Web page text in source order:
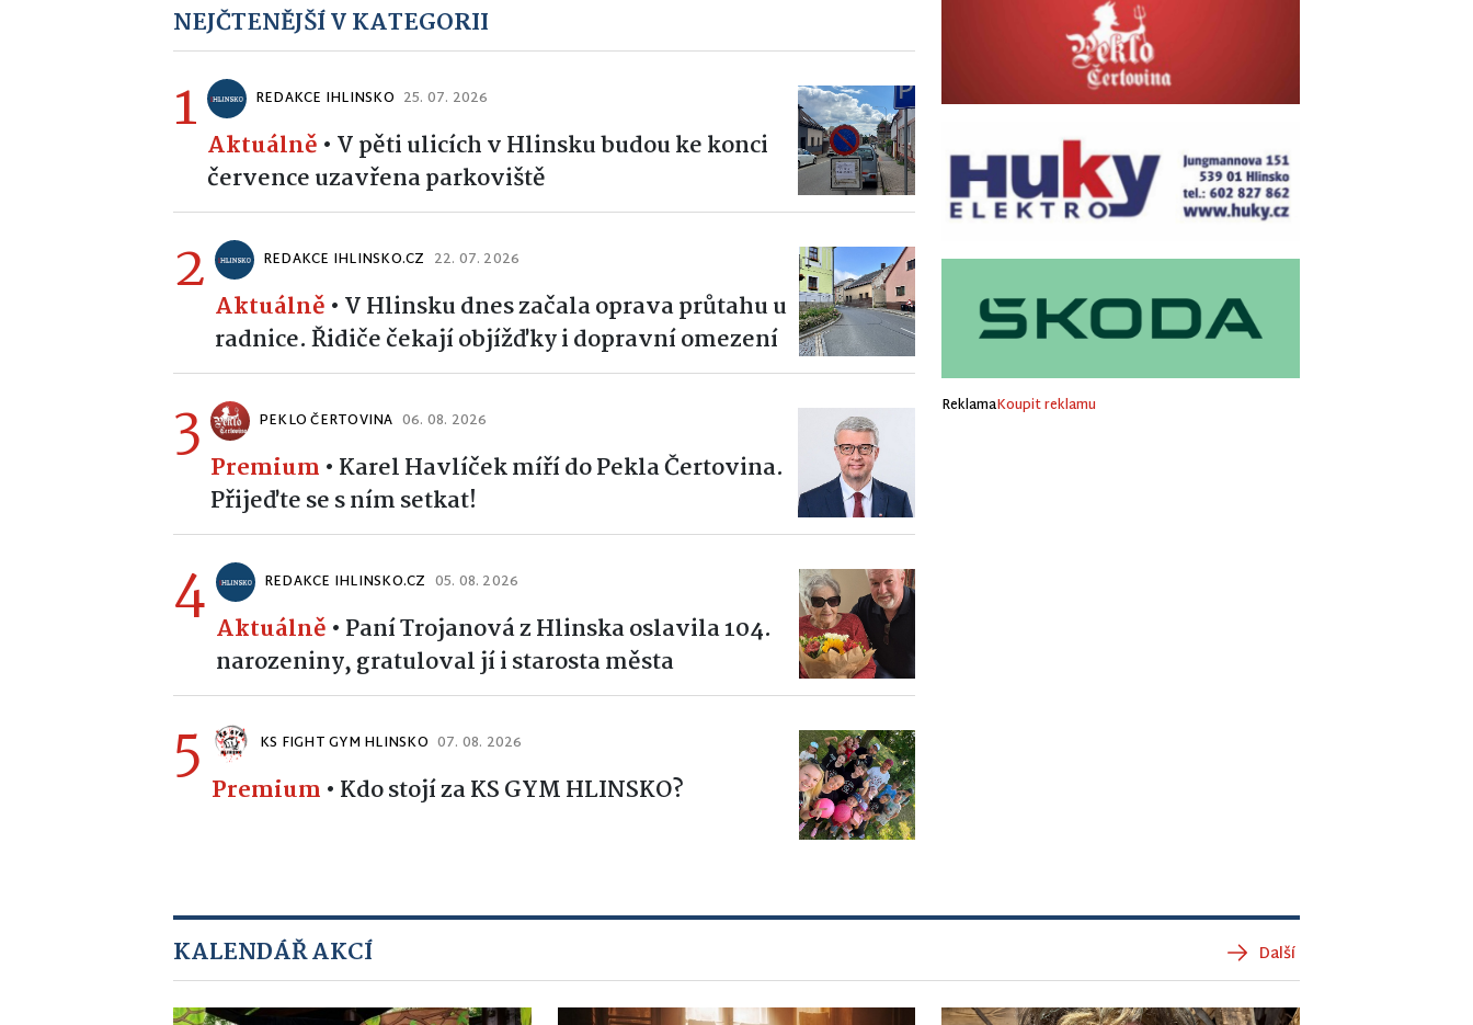
NEJČTENĚJŠÍ V KATEGORII
1 REDAKCE IHLINSKO 25. 07. 2026
Aktuálně • V pěti ulicích v Hlinsku budou ke konci
července uzavřena parkoviště
2 REDAKCE IHLINSKO.CZ 22. 07. 2026
Aktuálně • V Hlinsku dnes začala oprava průtahu u
radnice. Řidiče čekají objížďky i dopravní omezení
3 PEKLO ČERTOVINA 06. 08. 2026
Premium • Karel Havlíček míří do Pekla Čertovina.
Přijeďte se s ním setkat!
4 REDAKCE IHLINSKO.CZ 05. 08. 2026
Aktuálně • Paní Trojanová z Hlinska oslavila 104.
narozeniny, gratuloval jí i starosta města
5 KS FIGHT GYM HLINSKO 07. 08. 2026
Premium • Kdo stojí za KS GYM HLINSKO?
ReklamaKoupit reklamu
KALENDÁŘ AKCÍ Další